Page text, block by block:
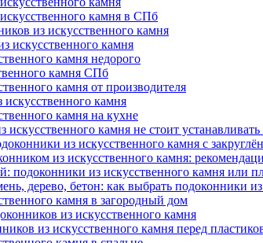
камня в СПб
из искусственного камня
искусственного камня
камня недорого
камня СПб
камня от производителя
искусственного камня
камня на кухне
камня не стоит устанавливать
из искусственного камня с
из искусственного камня:
подоконники из искусственного камня или
дерево, бетон: как выбрать подоконники
камня в загородный дом
из искусственного камня
из искусственного камня перед